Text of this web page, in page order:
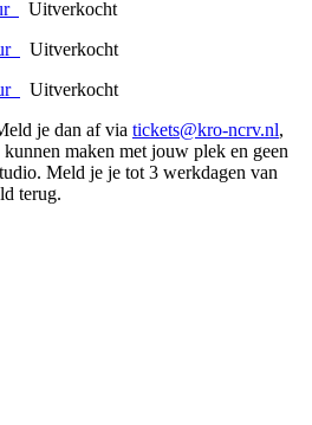
Uitverkocht
Uitverkocht
Uitverkocht
je dan af via tickets@kro-ncrv.nl,
maken met jouw plek en geen
Meld je je tot 3 werkdagen van
terug.